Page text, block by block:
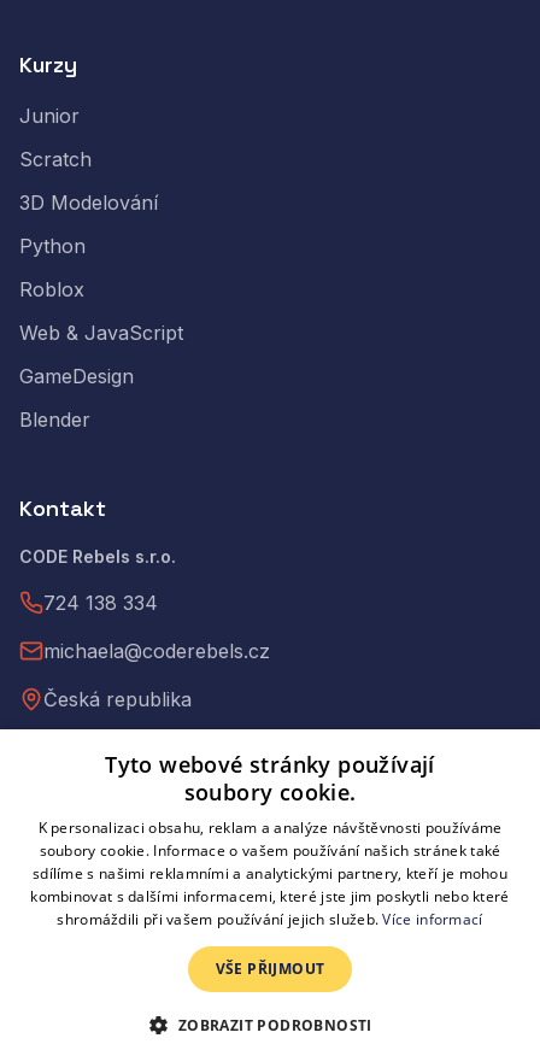
Kurzy
Junior
Scratch
3D Modelování
Python
Roblox
Web & JavaScript
GameDesign
Blender
Kontakt
CODE Rebels s.r.o.
724 138 334
michaela@coderebels.cz
Česká republika
IČ: 09397973
C 335735 vedená u Městského soudu v Praze
CODE Rebels. Všechna práva vyhrazena.
Obchodní podmínky Zpracování osobních údajů
Tyto webové stránky používají
soubory cookie.
K personalizaci obsahu, reklam a analýze návštěvnosti používáme
soubory cookie. Informace o vašem používání našich stránek také
sdílíme s našimi reklamními a analytickými partnery, kteří je mohou
kombinovat s dalšími informacemi, které jste jim poskytli nebo které
shromáždili při vašem používání jejich služeb.Více informací
VŠE PŘIJMOUT
ZOBRAZIT PODROBNOSTI